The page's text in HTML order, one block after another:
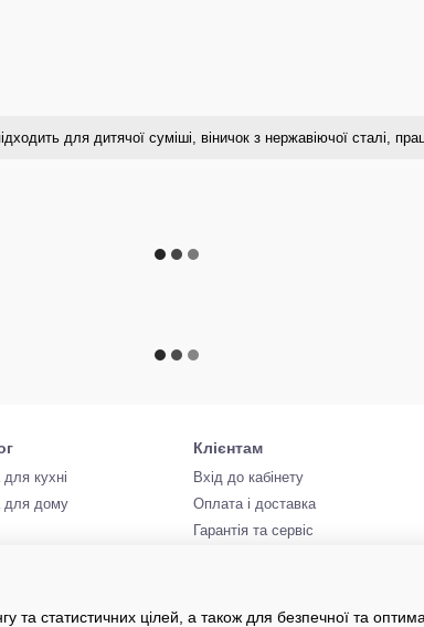
для дитячої суміші, віничок з нержавіючої сталі,
для кухні
для дому
Клієнтам
Вхід до кабінету
Оплата і доставка
Гарантія та сервіс
статистичних цілей, а також для безпечної та